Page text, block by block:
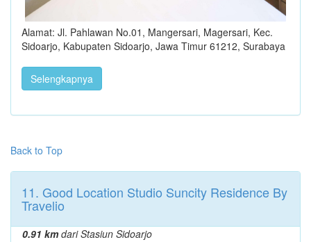
Alamat: Jl. Pahlawan No.01, Mangersari, Magersari, Kec.
Sidoarjo, Kabupaten Sidoarjo, Jawa Timur 61212, Surabaya
Selengkapnya
Back to Top
11. Good Location Studio Suncity Residence By
Travelio
0.91 kmdari Stasiun Sidoarjo